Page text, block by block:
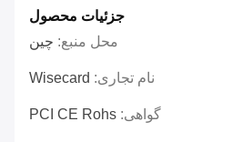
جزئیات محصول
محل منبع: چین
نام تجاری: Wisecard
گواهی: PCI CE Rohs